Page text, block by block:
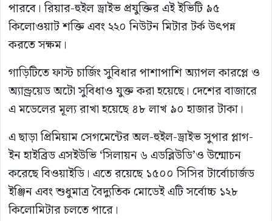
পারবে। রিয়ার-হুইল ড্রাইভ প্রযুক্তির এই ইভিটি ৯৫
কিলোওয়াট শক্তি এবং ২২০ নিউটন মিটার টর্ক উৎপন্ন
করতে সক্ষম।
গাড়িটিতে ফাস্ট চার্জিং সুবিধার পাশাপাশি অ্যাপল কারপ্লে ও
অ্যান্ড্রয়েড অটো সুবিধাও যুক্ত করা হয়েছে। দেশের বাজারে
এ মডেলের মূল্য রাখা হয়েছে ৪৮ লাখ ৯০ হাজার টাকা।
এ ছাড়া প্রিমিয়াম সেগমেন্টের অল-হুইল-ড্রাইভ সুপার প্লাগ-
ইন হাইব্রিড এসইউভি ‘সিলায়ন ৬ এডব্লিউডি’ও উন্মোচন
করেছে বিওয়াইডি। এতে রয়েছে ১৫০০ সিসির টার্বোচার্জড
ইঞ্জিন এবং শুধুমাত্র বৈদ্যুতিক মোডেই এটি সর্বোচ্চ ১২৮
কিলোমিটার চলতে পারে।